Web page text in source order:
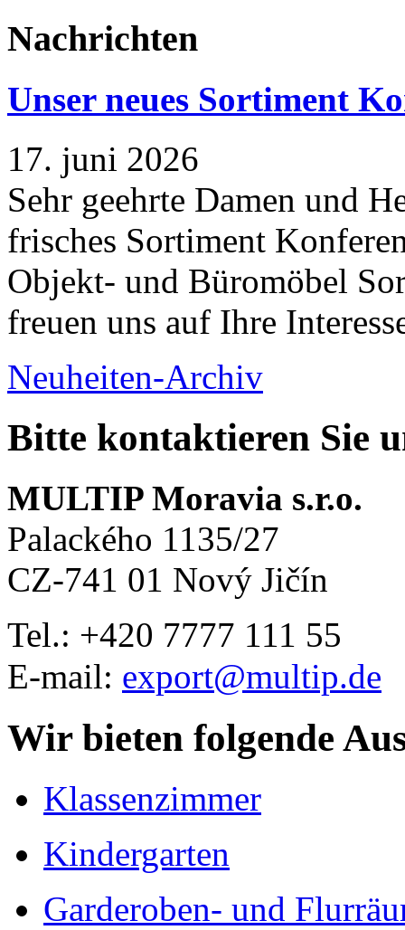
Nachrichten
Unser neues Sortiment
17. juni 2026
Sehr geehrte Damen und
frisches Sortiment
Objekt- und Büromöbel
freuen uns auf Ihre
Neuheiten-Archiv
Bitte kontaktieren Sie
MULTIP Moravia s.r.o.
Palackého 1135/27
CZ-741 01 Nový Jičín
Tel.: +420 7777 111 55
E-mail: export@multip.de
Wir bieten folgende
Klassenzimmer
Kindergarten
Garderoben- und